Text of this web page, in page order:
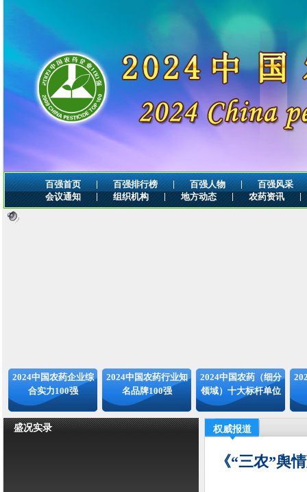
百强首页 | 百强排行榜 | 百强人物 |
百强风采
会议通知
| 组织机构 | 地方动态 | 农药资讯 |
2024中国农药企业综
合实力100强
2024中国农药行业知
名品牌100强
2024中国农药（细分
领域）十大标杆单位
盛况实录 权威报道
《“三农”舆